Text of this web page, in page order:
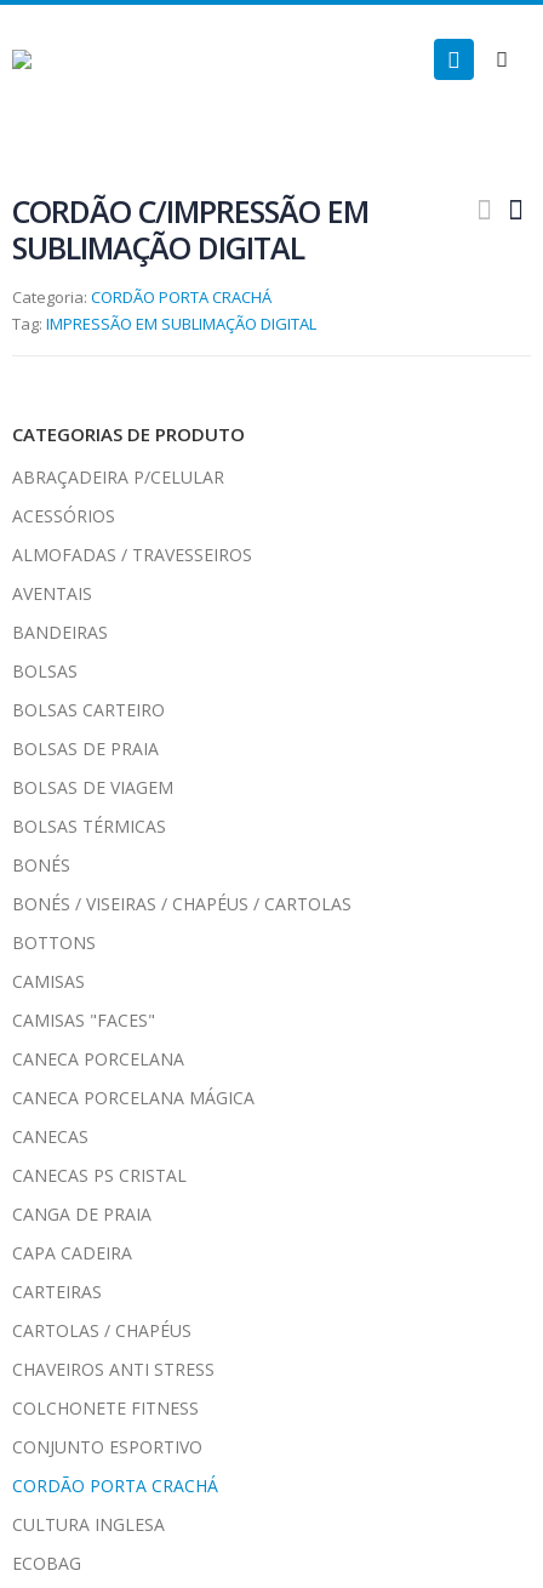
CORDÃO C/IMPRESSÃO EM
SUBLIMAÇÃO DIGITAL
Categoria: CORDÃO PORTA CRACHÁ
Tag: IMPRESSÃO EM SUBLIMAÇÃO DIGITAL
CATEGORIAS DE PRODUTO
ABRAÇADEIRA P/CELULAR
ACESSÓRIOS
ALMOFADAS / TRAVESSEIROS
AVENTAIS
BANDEIRAS
BOLSAS
BOLSAS CARTEIRO
BOLSAS DE PRAIA
BOLSAS DE VIAGEM
BOLSAS TÉRMICAS
BONÉS
BONÉS / VISEIRAS / CHAPÉUS / CARTOLAS
BOTTONS
CAMISAS
CAMISAS "FACES"
CANECA PORCELANA
CANECA PORCELANA MÁGICA
CANECAS
CANECAS PS CRISTAL
CANGA DE PRAIA
CAPA CADEIRA
CARTEIRAS
CARTOLAS / CHAPÉUS
CHAVEIROS ANTI STRESS
COLCHONETE FITNESS
CONJUNTO ESPORTIVO
CORDÃO PORTA CRACHÁ
CULTURA INGLESA
ECOBAG